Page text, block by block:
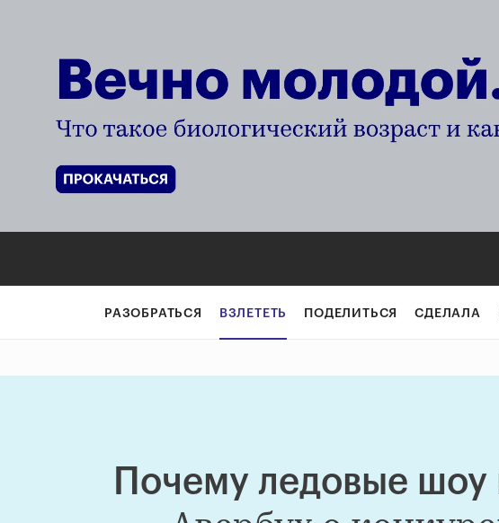
Почему ледовые
РАЗОБРАТЬСЯ ВЗЛЕТЕТЬ ПОДЕЛИТЬСЯ СДЕЛАЛА
Почему ледовые шоу